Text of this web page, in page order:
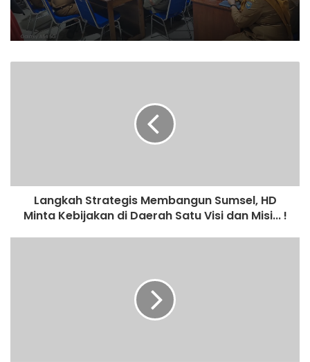
Langkah Strategis Membangun Sumsel, HD
Minta Kebijakan di Daerah Satu Visi dan Misi... !